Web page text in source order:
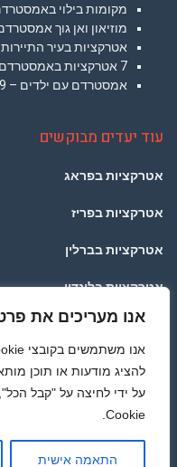
אנו מעריכים את
להציג מודעות או תוכן
על ידי לחיצה על "קבל
Cookie.
התאמה אישית
מקומות בילוי
מוזיאון ואן גוך
אטרקציות בעיר
7 אטרקציות באמסטרדם לוהטות ופחות מוכרות
אמסטרדם עם ילדים – 9 אטרקציות שאסור לפספס
עוד יעדים מבוקשים
אטרקציות בפראג
אטרקציות בפריז
אטרקציות בברלין
אטרקציות בלונדון
אטרקציות בתאילנד
גלילה